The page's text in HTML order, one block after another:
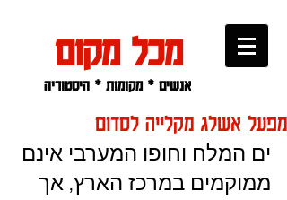
מכל מקום
אנשים * מקומות * היסטוריה
מפעל אשלג מקלייה לסדום
ים המלח וחופו המערבי אינם
ממוקמים במרכז הארץ, אך